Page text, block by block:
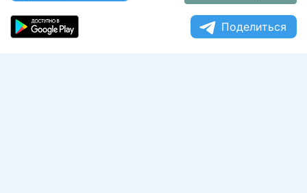
Поделиться